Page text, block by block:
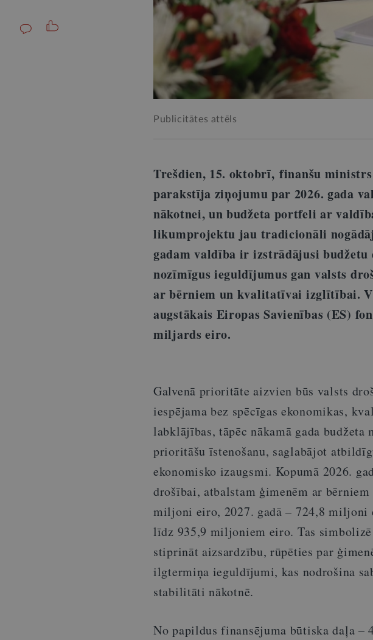
Publicitātes attēls
Trešdien, 15. oktobrī, finanšu
parakstīja ziņojumu par 2026. gada
nākotnei, un budžeta portfeli ar
likumprojektu jau tradicionāli
gadam valdība ir izstrādājusi
nozīmīgus ieguldījumus gan valsts
ar bērniem un kvalitatīvai izglītībai.
augstākais Eiropas Savienības (ES)
miljards eiro.
Galvenā prioritāte aizvien būs valsts
iespējama bez spēcīgas ekonomikas,
labklājības, tāpēc nākamā gada
prioritāšu īstenošanu, saglabājot
ekonomisko izaugsmi. Kopumā 2026.
drošībai, atbalstam ģimenēm ar
miljoni eiro, 2027. gadā – 724,8 miljoni
līdz 935,9 miljoniem eiro. Tas
stiprināt aizsardzību, rūpēties par
ilgtermiņa ieguldījumi, kas nodrošina
stabilitāti nākotnē.
No papildus finansējuma būtiska daļa